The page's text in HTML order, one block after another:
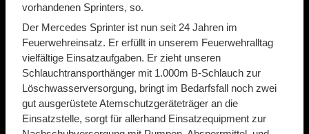
vorhandenen Sprinters, so.
Der Mercedes Sprinter ist nun seit 24 Jahren im
Feuerwehreinsatz. Er erfüllt in unserem Feuerwehralltag
vielfältige Einsatzaufgaben. Er zieht unseren
Schlauchtransporthänger mit 1.000m B-Schlauch zur
Löschwasserversorgung, bringt im Bedarfsfall noch zwei
gut ausgerüstete Atemschutzgeräteträger an die
Einsatzstelle, sorgt für allerhand Einsatzequipment zur